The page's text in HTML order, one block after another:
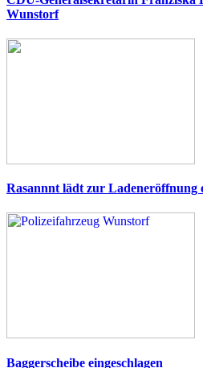
Wunstorf
Rasannnt lädt zur Ladeneröffnung
Baggerscheibe eingeschlagen